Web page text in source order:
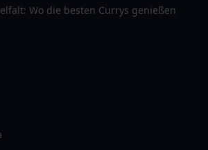
Wo die besten Currys genießen